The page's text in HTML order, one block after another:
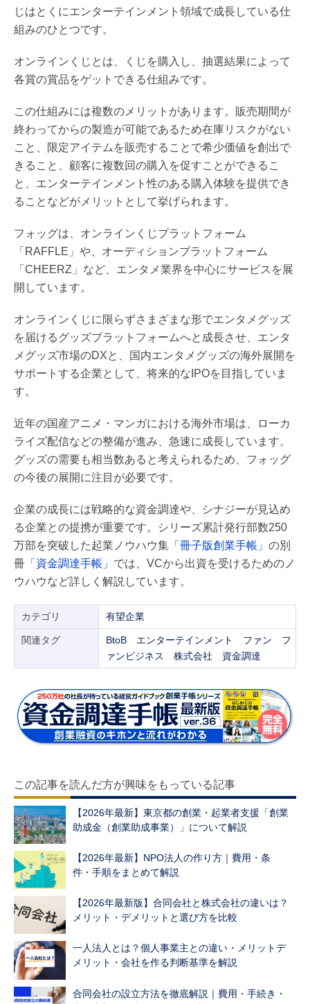
じはとくにエンターテインメント領域で成長している仕
組みのひとつです。
オンラインくじとは、くじを購入し、抽選結果によって
各賞の賞品をゲットできる仕組みです。
この仕組みには複数のメリットがあります。販売期間が
終わってからの製造が可能であるため在庫リスクがない
こと、限定アイテムを販売することで希少価値を創出で
きること、顧客に複数回の購入を促すことができるこ
と、エンターテインメント性のある購入体験を提供でき
ることなどがメリットとして挙げられます。
フォッグは、オンラインくじプラットフォーム
「RAFFLE」や、オーディションプラットフォーム
「CHEERZ」など、エンタメ業界を中心にサービスを展
開しています。
オンラインくじに限らずさまざまな形でエンタメグッズ
を届けるグッズプラットフォームへと成長させ、エンタ
メグッズ市場のDXと、国内エンタメグッズの海外展開を
サポートする企業として、将来的なIPOを目指していま
す。
近年の国産アニメ・マンガにおける海外市場は、ローカ
ライズ配信などの整備が進み、急速に成長しています。
グッズの需要も相当数あると考えられるため、フォッグ
の今後の展開に注目が必要です。
企業の成長には戦略的な資金調達や、シナジーが見込め
る企業との提携が重要です。シリーズ累計発行部数250
万部を突破した起業ノウハウ集 「冊子版創業手帳」 の別
冊 「資金調達手帳」 では、VCから出資を受けるためのノ
ウハウなど詳しく解説しています。
カテゴリ 有望企業
関連タグ BtoB エンターテインメント ファン
フ
ァンビジネス
株式会社 資金調達
この記事を読んだ方が興味をもっている記事
【2026年最新】東京都の創業・起業者支援「創業
助成金（創業助成事業）」について解説
【2026年最新】NPO法人の作り方｜費用・条
件・手順をまとめて解説
【2026年最新版】合同会社と株式会社の違いは？
メリット・デメリットと選び方を比較
一人法人とは？個人事業主との違い・メリットデ
メリット・会社を作る判断基準を解説
合同会社の設立方法を徹底解説｜費用・手続き・